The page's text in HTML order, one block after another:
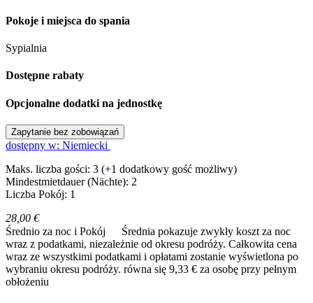
Pokoje i miejsca do spania
Sypialnia
Dostępne rabaty
Opcjonalne dodatki na jednostkę
Zapytanie bez zobowiązań
dostępny w: Niemiecki
Maks. liczba gości: 3 (+1 dodatkowy gość możliwy)
Mindestmietdauer (Nächte): 2
Liczba Pokój: 1
28,00 €
Średnio za noc i Pokój
Średnia pokazuje zwykły koszt za noc
wraz z podatkami, niezależnie od okresu podróży. Całkowita cena
wraz ze wszystkimi podatkami i opłatami zostanie wyświetlona po
wybraniu okresu podróży. równa się 9,33 € za osobę przy pełnym
obłożeniu